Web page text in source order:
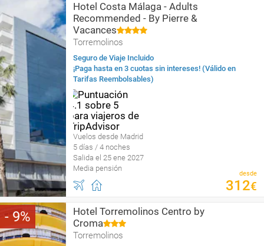
Hotel Costa Málaga - Adults
Recommended - By Pierre &
Vacances
Torremolinos
Seguro de Viaje Incluido
¡Paga hasta en 3 cuotas sin intereses! (Válido en
Tarifas Reembolsables)
Vuelos desde Madrid
5 días / 4 noches
Salida el 25 ene 2027
Media pensión
desde
312€
9
Hotel Torremolinos Centro by
Croma
Torremolinos